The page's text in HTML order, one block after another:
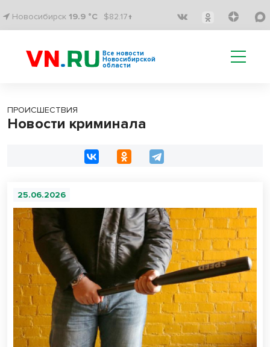
Новосибирск 19.9 °C $82.17↑
Все новости
Новосибирской
области
ПРОИСШЕСТВИЯ
Новости криминала
25.06.2026